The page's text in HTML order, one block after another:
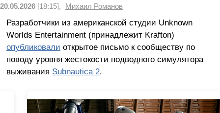
20.05.2026 [18:15], Михаил Романов
Разработчики из американской студии Unknown
Worlds Entertainment (принадлежит Krafton)
опубликовали открытое письмо к сообществу по
поводу уровня жестокости подводного симулятора
выживания Subnautica 2.